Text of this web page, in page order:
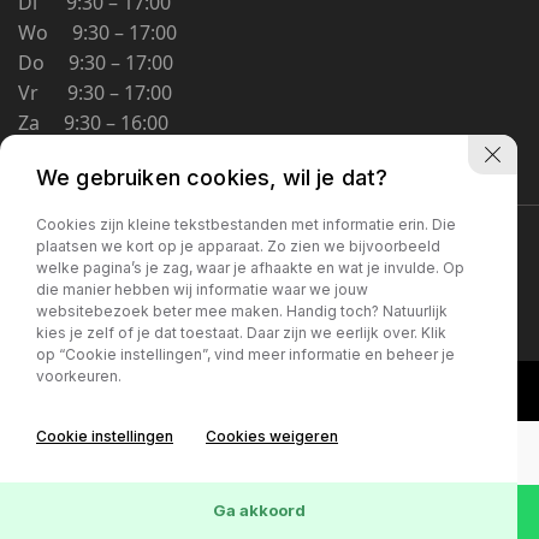
Schoolstraat 5A
4194 TG Meteren Nederland
Wo 9:30 – 17:00
Do 9:30 – 17:00
Vr 9:30 – 17:00
Za 9:30 – 16:00
Privacybeleid
We gebruiken cookies, wil je dat?
Cookies zijn kleine tekstbestanden met informatie erin. Die
plaatsen we kort op je apparaat. Zo zien we bijvoorbeeld
welke pagina’s je zag, waar je afhaakte en wat je invulde. Op
die manier hebben wij informatie waar we jouw
websitebezoek beter mee maken. Handig toch? Natuurlijk
kies je zelf of je dat toestaat. Daar zijn we eerlijk over. Klik
op “Cookie instellingen”, vind meer informatie en beheer je
voorkeuren.
Cookie instellingen Cookies weigeren
Ga akkoord